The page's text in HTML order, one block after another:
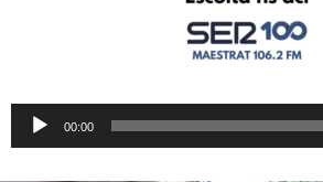
Reproductor
de
00:00